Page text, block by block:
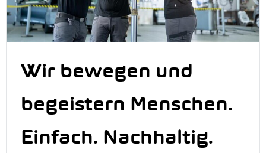
Wir bewegen und
begeistern Menschen.
Einfach. Nachhaltig.